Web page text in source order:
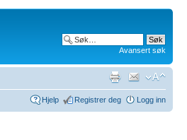
Avansert søk
Hjelp Registrer deg Logg inn